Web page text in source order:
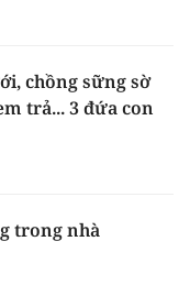
chồng sững sờ
trả... 3 đứa con
trong nhà